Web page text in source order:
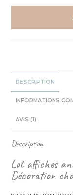
Forêt
DESCRIPTION
INFORMATIONS
AVIS (1)
Description
Lot affiches
Décoration